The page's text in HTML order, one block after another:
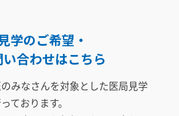
見学のご希望・
い合わせはこちら
みなさんを対象とした医局見学
ております。